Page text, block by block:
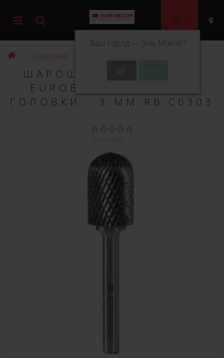
Ваш город — Эль-Монте?
0
Шарошки
ШАРОШКА ПО МЕТАЛЛУ
EUROBOOR ТИПА C, Ø
ГОЛОВКИ - 3 ММ RB.C0303